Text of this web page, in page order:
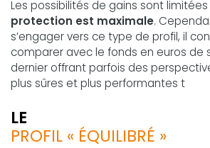
Les possibilités de gains sont
protection est maximale.
s’engager vers ce type de profil, il
comparer avec le fonds en euros de
dernier offrant parfois des
plus sûres et plus performantes t
LE
PROFIL « ÉQUILIBRÉ »